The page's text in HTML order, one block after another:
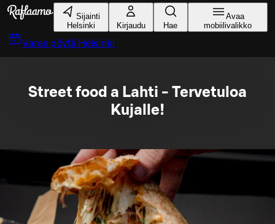
Siirry pääsisältöön
Sijainti
Helsinki
Kirjaudu Hae
Avaa
mobiilivalikko
Varaa pöytä Helsinki
Street food a Lahti - Tervetuloa
Kujalle!